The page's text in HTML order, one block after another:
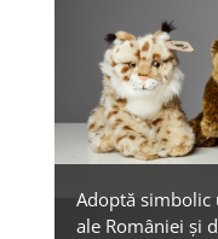
Adoptă simbolic
ale României și